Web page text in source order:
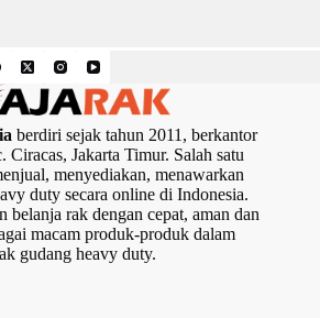
berdiri sejak tahun 2011, berkantor
Jakarta Timur. Salah satu
menyediakan, menawarkan
duty secara online di Indonesia.
belanja rak dengan cepat, aman dan
macam produk-produk dalam
gudang heavy duty.